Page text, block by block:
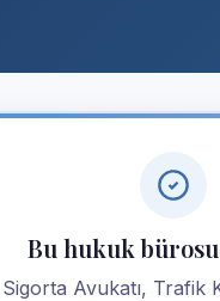
Bu hukuk
Avukatı, Trafik